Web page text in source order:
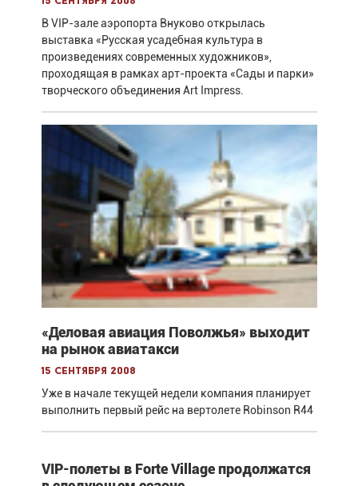
В VIP-зале аэропорта Внуково открылась
выставка «Русская усадебная культура в
произведениях современных художников»,
проходящая в рамках арт-проекта «Сады и парки»
творческого объединения Art Impress.
«Деловая авиация Поволжья» выходит
на рынок авиатакси
15 сентября 2008
Уже в начале текущей недели компания планирует
выполнить первый рейс на вертолете Robinson R44
VIP-полеты в Forte Village продолжатся